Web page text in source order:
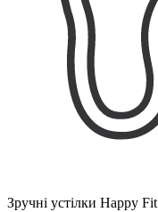
Зручні устілки Happy Fit